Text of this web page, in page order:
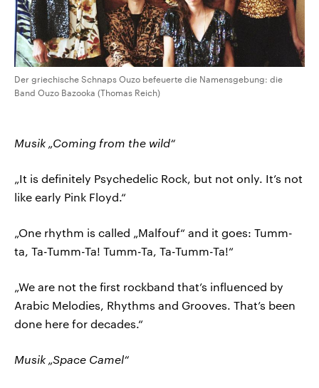
Der griechische Schnaps Ouzo befeuerte die Namensgebung: die
Band Ouzo Bazooka (Thomas Reich)
Musik „Coming from the wild“
„It is definitely Psychedelic Rock, but not only. It’s not
like early Pink Floyd.“
„One rhythm is called „Malfouf“ and it goes: Tumm-
ta, Ta-Tumm-Ta! Tumm-Ta, Ta-Tumm-Ta!“
„We are not the first rockband that’s influenced by
Arabic Melodies, Rhythms and Grooves. That’s been
done here for decades.“
Musik „Space Camel“